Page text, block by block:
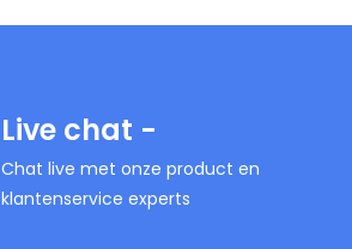
Live chat -
Chat live met onze product en
klantenservice experts